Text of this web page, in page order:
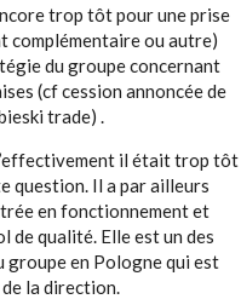
trop tôt pour une prise
complémentaire ou autre)
du groupe concernant
(cf cession annoncée de
trade) .
il était trop tôt
question. Il a par ailleurs
en fonctionnement et
de qualité. Elle est un des
groupe en Pologne qui est
la direction.